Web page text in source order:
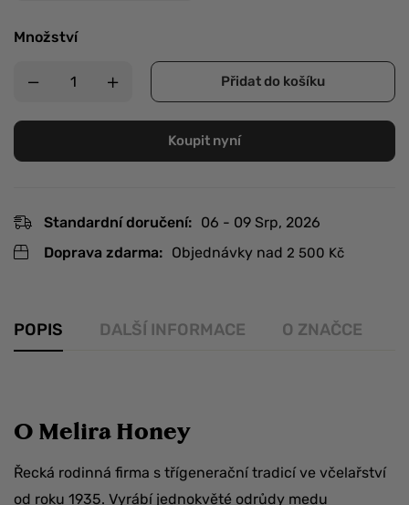
Množství
Přidat do košíku
Koupit nyní
Standardní doručení: 06 - 09 Srp, 2026
Doprava zdarma: Objednávky nad 2 500 Kč
POPIS DALŠÍ INFORMACE O ZNAČCE
O Melira Honey
Řecká rodinná firma s třígenerační tradicí ve včelařství
od roku 1935. Vyrábí jednokvěté odrůdy medu